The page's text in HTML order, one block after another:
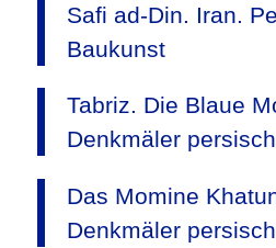
Safi ad-Din. Iran.
Baukunst
Tabriz. Die Blaue
Denkmäler
Das Momine
Denkmäler